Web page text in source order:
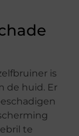
is
de huid. Er
te